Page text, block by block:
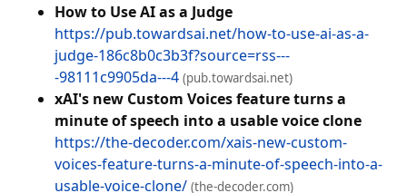
How to Use AI as a Judge
https://pub.towardsai.net/how-to-use-ai-as-a-
judge-186c8b0c3b3f?source=rss---
-98111c9905da---4 (pub.towardsai.net)
xAI's new Custom Voices feature turns a
minute of speech into a usable voice clone
https://the-decoder.com/xais-new-custom-
voices-feature-turns-a-minute-of-speech-into-a-
usable-voice-clone/ (the-decoder.com)